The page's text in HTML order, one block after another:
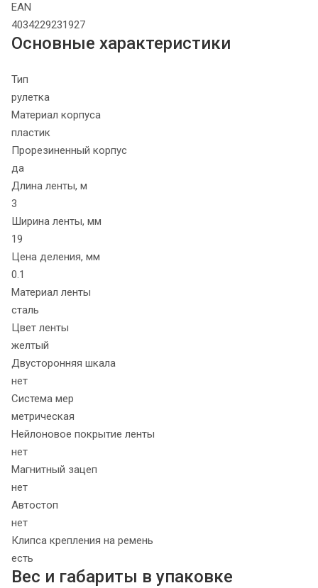
EAN
4034229231927
Основные характеристики
Тип
рулетка
Материал корпуса
пластик
Прорезиненный корпус
да
Длина ленты, м
3
Ширина ленты, мм
19
Цена деления, мм
0.1
Материал ленты
сталь
Цвет ленты
желтый
Двусторонняя шкала
нет
Система мер
метрическая
Нейлоновое покрытие ленты
нет
Магнитный зацеп
нет
Автостоп
нет
Клипса крепления на ремень
есть
Вес и габариты в упаковке